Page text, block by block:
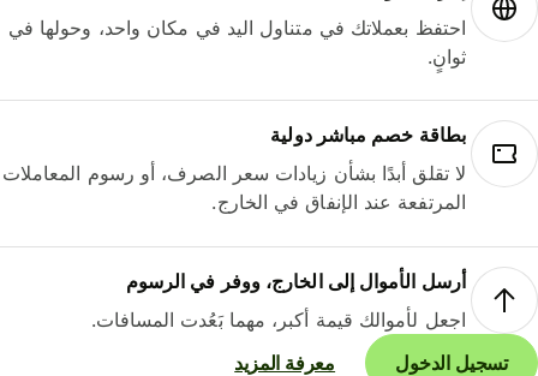
احتفظ بعملاتك في متناول اليد في مكان واحد، وحولها في
ثوانٍ.
بطاقة خصم مباشر دولية
لا تقلق أبدًا بشأن زيادات سعر الصرف، أو رسوم المعاملات
المرتفعة عند الإنفاق في الخارج.
أرسل الأموال إلى الخارج، ووفر في الرسوم
اجعل لأموالك قيمة أكبر، مهما بَعُدت المسافات.
تسجيل الدخول
معرفة المزيد